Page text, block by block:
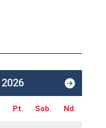
Pt. Sob. Nd.